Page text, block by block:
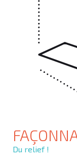
Du relief !